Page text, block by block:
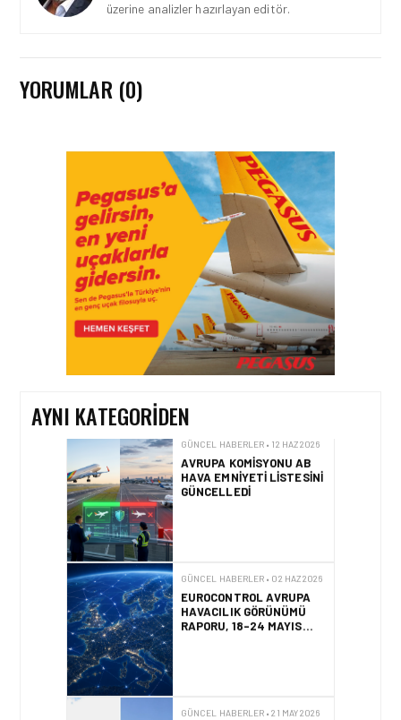
üzerine analizler hazırlayan editör.
YORUMLAR (0)
AYNI KATEGORIDEN
GÜNCEL HABERLER • 22 TEM 2026
OKYANUSU KÜREK
ÇEKEREK AŞACAK İLK
TÜRK TAKIMINA GURUR
DOLU DESTEK!
GÜNCEL HABERLER • 12 HAZ 2026
AVRUPA KOMISYONU AB
HAVA EMNIYETI LISTESINI
GÜNCELLEDI
EUROCONTROL AVRUPA
HAVACILIK GÖRÜNÜMÜ
RAPORU, 18-24 MAYIS
2026 HAFTASI
AF447 FACIASINDA 17
YILLIK HUKUK
MÜCADELESI
SONUÇLANDI